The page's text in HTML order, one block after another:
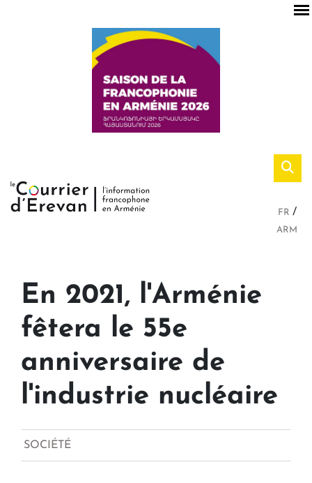
FR
ARM
En 2021, l'Arménie
fêtera le 55e
anniversaire de
l'industrie nucléaire
SOCIÉTÉ